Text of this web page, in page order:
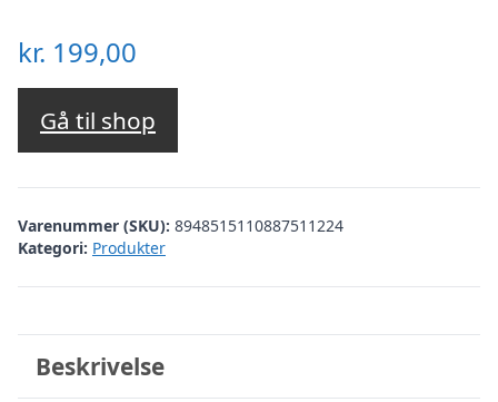
kr. 199,00
Gå til shop
Varenummer (SKU): 8948515110887511224
Kategori: Produkter
Beskrivelse